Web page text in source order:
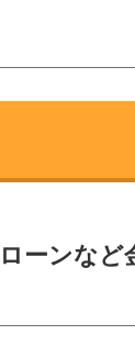
ーンな